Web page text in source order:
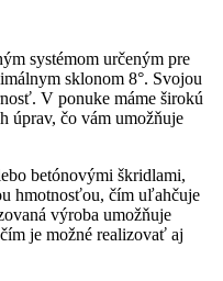
systémom určeným pre
sklonom 8°. Svojou
V ponuke máme širokú
úprav, čo vám umožňuje
betónovými škridlami,
hmotnosťou, čím uľahčuje
výroba umožňuje
je možné realizovať aj